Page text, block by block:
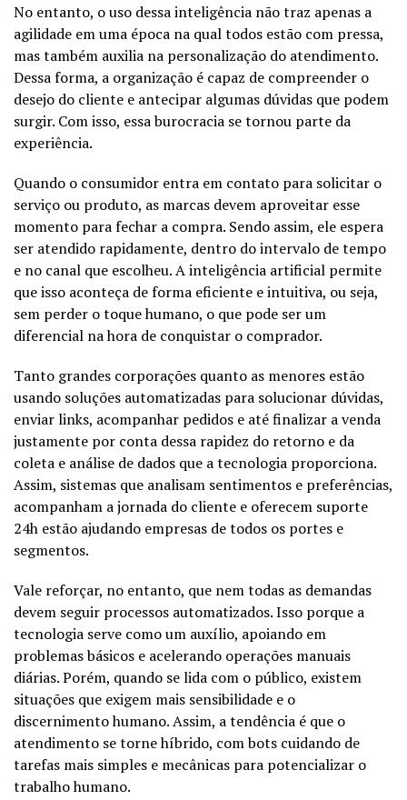
No entanto, o uso dessa inteligência não traz apenas a
agilidade em uma época na qual todos estão com pressa,
mas também auxilia na personalização do atendimento.
Dessa forma, a organização é capaz de compreender o
desejo do cliente e antecipar algumas dúvidas que podem
surgir. Com isso, essa burocracia se tornou parte da
experiência.
Quando o consumidor entra em contato para solicitar o
serviço ou produto, as marcas devem aproveitar esse
momento para fechar a compra. Sendo assim, ele espera
ser atendido rapidamente, dentro do intervalo de tempo
e no canal que escolheu. A inteligência artificial permite
que isso aconteça de forma eficiente e intuitiva, ou seja,
sem perder o toque humano, o que pode ser um
diferencial na hora de conquistar o comprador.
Tanto grandes corporações quanto as menores estão
usando soluções automatizadas para solucionar dúvidas,
enviar links, acompanhar pedidos e até finalizar a venda
justamente por conta dessa rapidez do retorno e da
coleta e análise de dados que a tecnologia proporciona.
Assim, sistemas que analisam sentimentos e preferências,
acompanham a jornada do cliente e oferecem suporte
24h estão ajudando empresas de todos os portes e
segmentos.
Vale reforçar, no entanto, que nem todas as demandas
devem seguir processos automatizados. Isso porque a
tecnologia serve como um auxílio, apoiando em
problemas básicos e acelerando operações manuais
diárias. Porém, quando se lida com o público, existem
situações que exigem mais sensibilidade e o
discernimento humano. Assim, a tendência é que o
atendimento se torne híbrido, com bots cuidando de
tarefas mais simples e mecânicas para potencializar o
trabalho humano.